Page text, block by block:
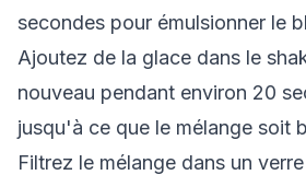
secondes pour émulsionner le
Ajoutez de la glace dans le
nouveau pendant environ 20
jusqu'à ce que le mélange soit
Filtrez le mélange dans un